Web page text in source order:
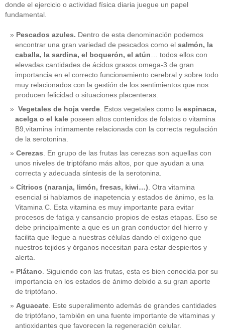
donde el ejercicio o actividad física diaria juegue un papel
fundamental.
Pescados azules. Dentro de esta denominación podemos
encontrar una gran variedad de pescados como el salmón, la
caballa, la sardina, el boquerón, el atún… todos ellos con
elevadas cantidades de ácidos grasos omega-3 de gran
importancia en el correcto funcionamiento cerebral y sobre todo
muy relacionados con la gestión de los sentimientos que nos
producen felicidad o situaciones placenteras.
Vegetales de hoja verde. Estos vegetales como la espinaca,
acelga o el kale poseen altos contenidos de folatos o vitamina
B9,vitamina íntimamente relacionada con la correcta regulación
de la serotonina.
Cerezas. En grupo de las frutas las cerezas son aquellas con
unos niveles de triptófano más altos, por que ayudan a una
correcta y adecuada síntesis de la serotonina.
Cítricos (naranja, limón, fresas, kiwi…). Otra vitamina
esencial si hablamos de inapetencia y estados de ánimo, es la
Vitamina C. Esta vitamina es muy importante para evitar
procesos de fatiga y cansancio propios de estas etapas. Eso se
debe principalmente a que es un gran conductor del hierro y
facilita que llegue a nuestras células dando el oxígeno que
nuestros tejidos y órganos necesitan para estar despiertos y
alerta.
Plátano. Siguiendo con las frutas, esta es bien conocida por su
importancia en los estados de ánimo debido a su gran aporte
de triptófano.
Aguacate. Este superalimento además de grandes cantidades
de triptófano, también en una fuente importante de vitaminas y
antioxidantes que favorecen la regeneración celular.